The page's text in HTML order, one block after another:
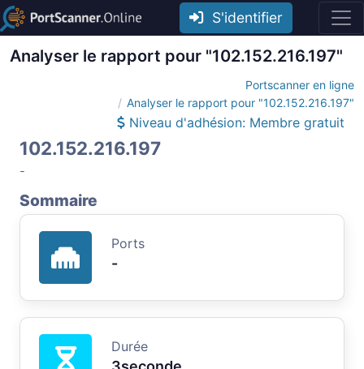
S'identifier
Analyser le rapport pour "102.152.216.197"
Portscanner en ligne
Analyser le rapport pour "102.152.216.197"
Niveau d'adhésion: Membre gratuit
102.152.216.197
-
Sommaire
Ports
-
Durée